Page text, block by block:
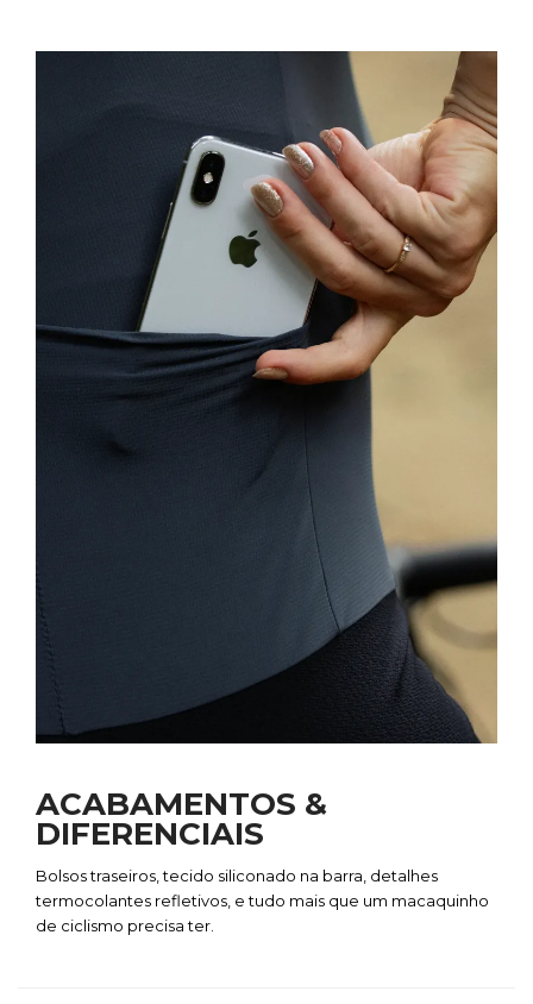
ACABAMENTOS &
DIFERENCIAIS
Bolsos traseiros, tecido siliconado na barra, detalhes
termocolantes refletivos, e tudo mais que um macaquinho
de ciclismo precisa ter.